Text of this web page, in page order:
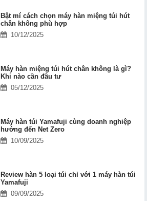
Bật mí cách chọn máy hàn miệng túi hút
chân không phù hợp
10/12/2025
Máy hàn miệng túi hút chân không là gì?
Khi nào cần đầu tư
05/12/2025
Máy hàn túi Yamafuji cùng doanh nghiệp
hướng đến Net Zero
10/09/2025
Review hàn 5 loại túi chỉ với 1 máy hàn túi
Yamafuji
09/09/2025